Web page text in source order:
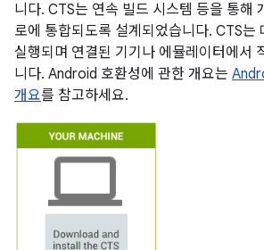
니다. CTS는 연속 빌드 시스템 등을 통해
로에 통합되도록 설계되었습니다. CTS는
실행되며 연결된 기기나 에뮬레이터에서
니다. Android 호환성에 관한 개요는
개요를 참고하세요.